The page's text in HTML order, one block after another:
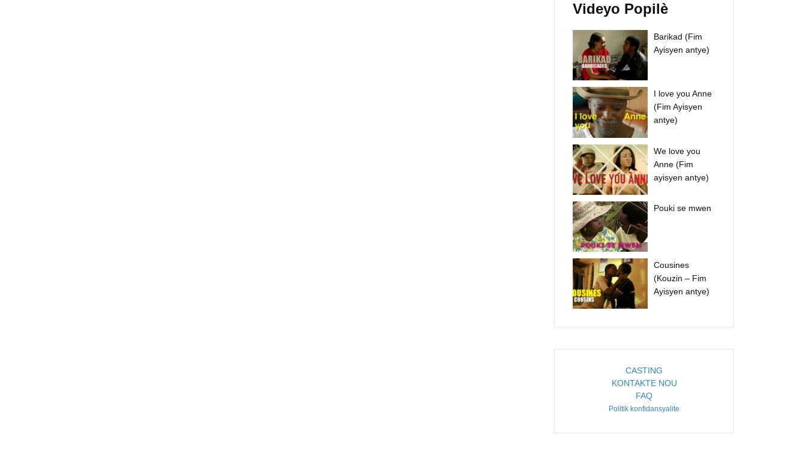
Videyo Popilè
Barikad (Fim
Ayisyen antye)
I love you Anne
(Fim Ayisyen
antye)
We love you
Anne (Fim
ayisyen antye)
Pouki se mwen
Cousines
(Kouzin – Fim
Ayisyen antye)
CASTING
KONTAKTE NOU
FAQ
Politik konfidansyalite